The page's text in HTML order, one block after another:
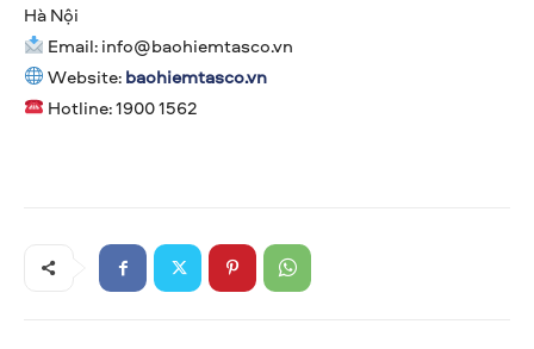
Hà Nội
Email:info@baohiemtasco.vn
Website:baohiemtasco.vn
Hotline: 1900 1562